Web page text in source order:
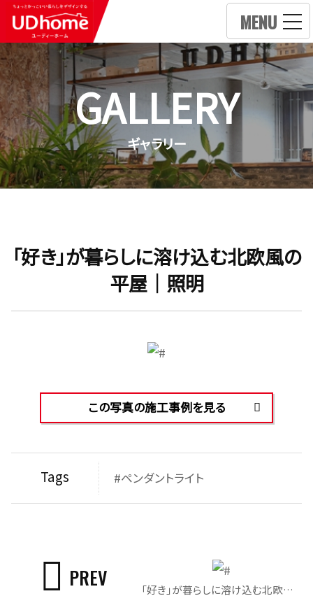
MENU
GALLERY
ギャラリー
「好き」が暮らしに溶け込む北欧風の
平屋｜照明
この写真の施工事例を見る
Tags #ペンダントライト
「好き」が暮らしに溶け込む北欧風の平屋｜ピアノスペース
PREV